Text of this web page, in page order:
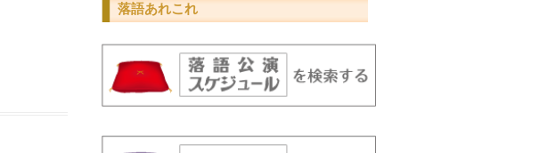
落語あれこれ